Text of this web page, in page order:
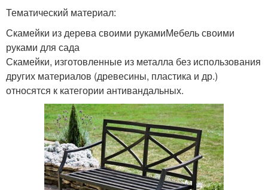
Тематический материал:
Скамейки из дерева своими рукамиМебель своими
руками для сада
Скамейки, изготовленные из металла без использования
других материалов (древесины, пластика и др.)
относятся к категории антивандальных.